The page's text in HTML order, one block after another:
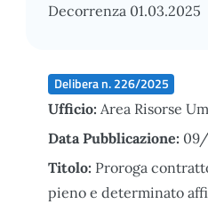
Decorrenza 01.03.2025
Delibera n. 226/2025
Ufficio: Area Risorse
Data Pubblicazione:
Titolo: Proroga
pieno e determinato